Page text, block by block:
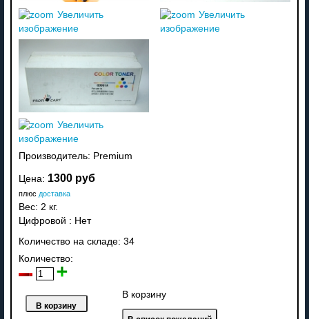
Увеличить
изображение
Увеличить
изображение
Увеличить
изображение
Производитель: Premium
Цена: 1300 руб
плюс доставка
Вес: 2 кг.
Цифровой : Нет
Количество на складе: 34
Количество:
В корзину